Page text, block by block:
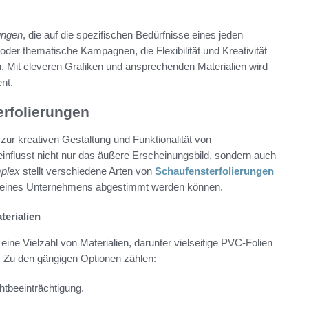
, die auf die spezifischen Bedürfnisse eines jeden
thematische Kampagnen, die Flexibilität und Kreativität
cleveren Grafiken und ansprechenden Materialien wird
kreativen Gestaltung und Funktionalität von
nicht nur das äußere Erscheinungsbild, sondern auch
stellt verschiedene Arten von Schaufensterfolierungen
Unternehmens abgestimmt werden können.
Vielzahl von Materialien, darunter vielseitige PVC-Folien
den gängigen Optionen zählen: